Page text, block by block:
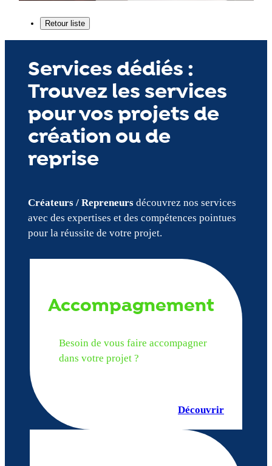
Services dédiés :
Trouvez les services
pour vos projets de
création ou de
reprise
Créateurs / Repreneursdécouvrez nos services
avec des expertises et des compétences pointues
pour la réussite de votre projet.
Accompagnement
Besoin de vous faire accompagner
dans votre projet ?
Découvrir